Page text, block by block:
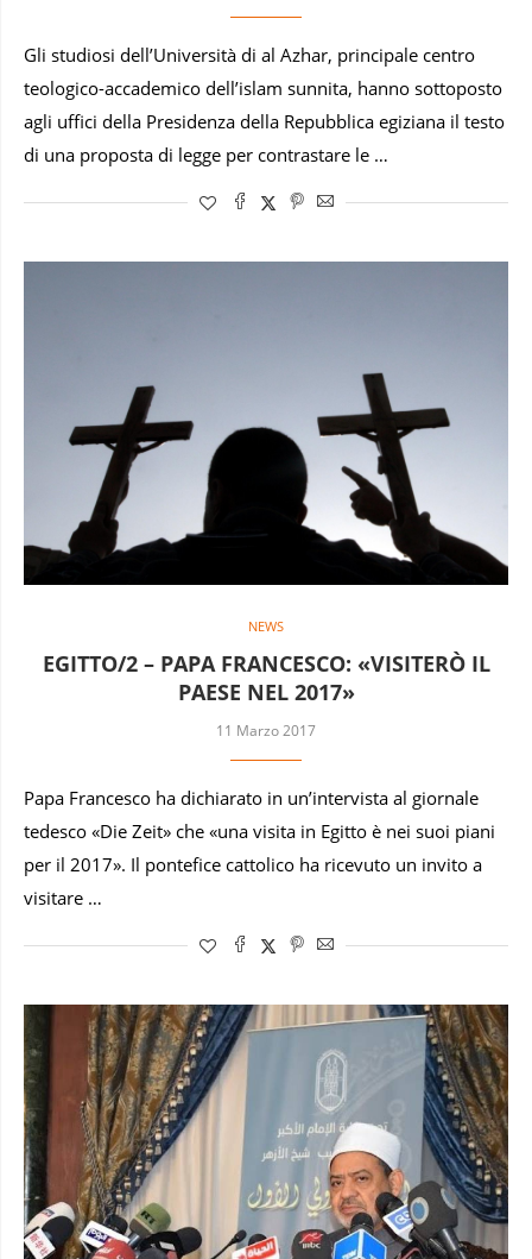
Gli studiosi dell’Università di al Azhar, principale centro
teologico-accademico dell’islam sunnita, hanno sottoposto
agli uffici della Presidenza della Repubblica egiziana il testo
di una proposta di legge per contrastare le …
NEWS
EGITTO/2 – PAPA FRANCESCO: «VISITERÒ IL
PAESE NEL 2017»
11 Marzo 2017
Papa Francesco ha dichiarato in un’intervista al giornale
tedesco «Die Zeit» che «una visita in Egitto è nei suoi piani
per il 2017». Il pontefice cattolico ha ricevuto un invito a
visitare …